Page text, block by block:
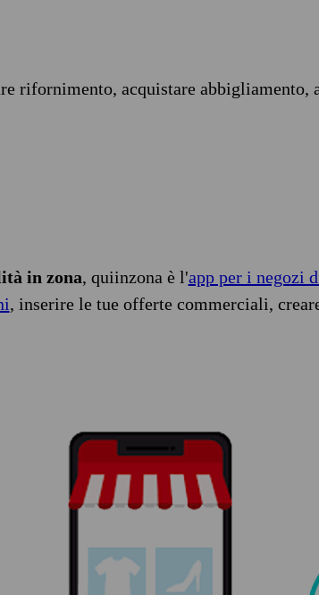
rifornimento, acquistare abbigliamento,
in zona, quiinzona è l'app per i negozi
, inserire le tue offerte commerciali,